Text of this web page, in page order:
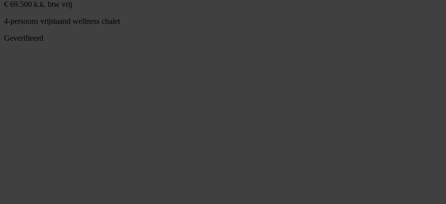
€ 69.500 k.k. btw vrij
4-persoons vrijstaand wellness chalet
Geverifieerd